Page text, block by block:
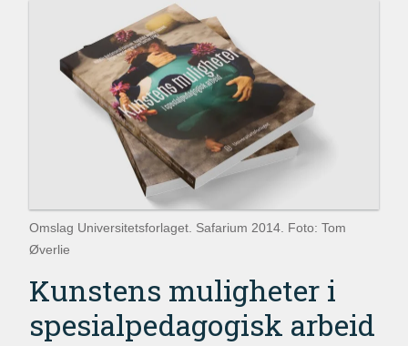
Omslag Universitetsforlaget. Safarium 2014. Foto: Tom
Øverlie
Kunstens muligheter i
spesial­pedagogisk arbeid